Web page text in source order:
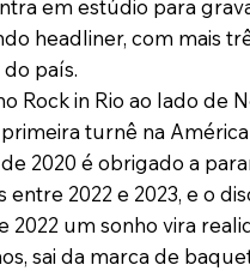
em estúdio para
headliner, com mais
país.
Rock in Rio ao lado de
turnê na
2020 é obrigado a
entre 2022 e 2023, e o
2022 um sonho vira
sai da marca de